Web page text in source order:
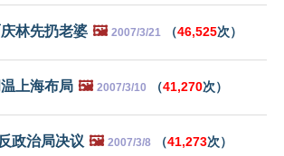
林先扔老婆 🖼️ 2007/3/21 （46,525次）
上海布局 🖼️ 2007/3/10 （41,270次）
政治局决议 🖼️ 2007/3/8 （41,273次）